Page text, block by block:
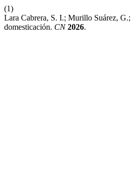
(1)
Lara Cabrera, S. I.; Murillo Suárez,
domesticación. CN 2026.